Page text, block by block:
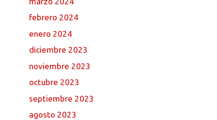
febrero 2024
enero 2024
diciembre 2023
noviembre 2023
octubre 2023
septiembre 2023
agosto 2023